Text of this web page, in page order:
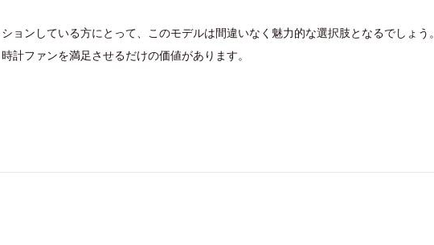
ョンしている方にとって、このモデルは間違いなく魅力的な選択肢となるでしょう。
計ファンを満足させるだけの価値があります。